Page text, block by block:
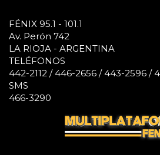
FÉNIX 95.1 - 101.1
Av. Perón 742
LA RIOJA - ARGENTINA
TELÉFONOS
442-2112 / 446-2656 / 443-2596 /
SMS
466-3290